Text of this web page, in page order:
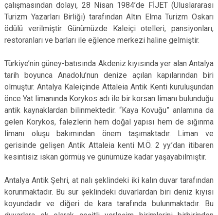
çalışmasından dolayı, 28 Nisan 1984’de FİJET (Uluslararası
Turizm Yazarları Birliği) tarafından Altın Elma Turizm Oskarı
ödülü verilmiştir. Günümüzde Kaleiçi otelleri, pansiyonları,
restoranları ve barları ile eğlence merkezi haline gelmiştir.
Türkiye’nin güney-batısında Akdeniz kıyısında yer alan Antalya
tarih boyunca Anadolu’nun denize açılan kapılarından biri
olmuştur. Antalya Kaleiçinde Attaleia Antik Kenti kuruluşundan
önce Yat limanında Korykos adı ile bir korsan limanı bulunduğu
antik kaynaklardan bilinmektedir. “Kaya Kovuğu” anlamına da
gelen Korykos, falezlerin hem doğal yapısı hem de sığınma
limanı oluşu bakımından önem taşımaktadır. Liman ve
gerisinde gelişen Antik Attaleia kenti M.Ö. 2 yy.’dan itibaren
kesintisiz iskan görmüş ve günümüze kadar yaşayabilmiştir.
Antalya Antik Şehri, at nalı şeklindeki iki kalın duvar tarafından
korunmaktadır. Bu sur şeklindeki duvarlardan biri deniz kıyısı
koyundadır ve diğeri de kara tarafında bulunmaktadır. Bu